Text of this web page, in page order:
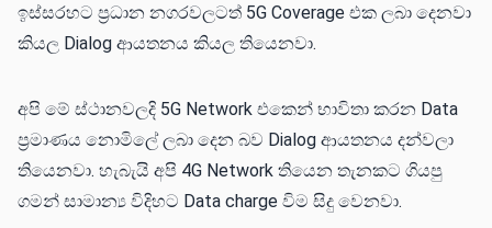
ඉස්සරහට ප්‍රධාන නගරවලටත් 5G Coverage එක ලබා දෙනවා
කියල Dialog ආයතනය කියල තියෙනවා.
අපි මේ ස්ථානවලදි 5G Network එකෙන් භාවිතා කරන Data
ප්‍රමාණය නොමිලේ ලබා දෙන බව Dialog ආයතනය දන්වලා
තියෙනවා.‌‌ හැබැයි අපි 4G Network තියෙන තැනකට ගියපු
ගමන් සාමාන්‍ය විදිහට Data charge විම සිදු වෙනවා.